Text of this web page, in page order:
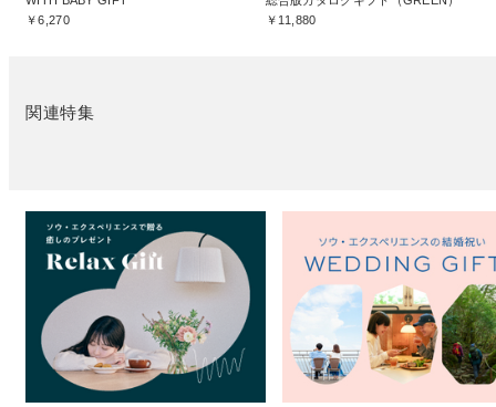
￥6,270
￥11,880
関連特集